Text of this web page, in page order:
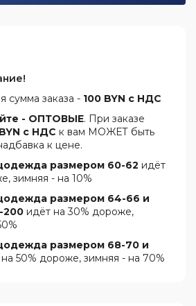
сумма заказа - 100 BYN с НДС
- ОПТОВЫЕ. При заказе
с НДС к вам МОЖЕТ быть
к цене.
размером 60-62 идёт
зимняя - на 10%
размером 64-66 и
200 идёт на 30% дороже,
размером 68-70 и
50% дороже, зимняя - на 70%